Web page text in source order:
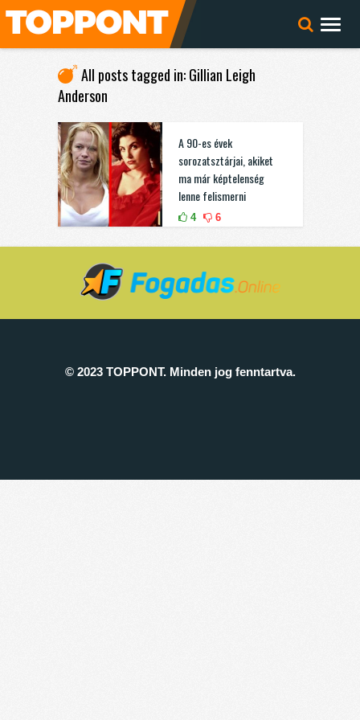
All posts tagged in: Gillian Leigh
Anderson
A 90-es évek
sorozatsztárjai, akiket
ma már képtelenség
lenne felismerni
4 6
© 2023 TOPPONT. Minden jog fenntartva.